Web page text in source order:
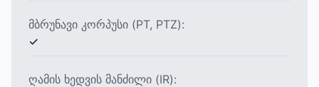
მბრუნავი კორპუსი (PT, PTZ):
✓
ღამის ხედვის მანძილი (IR):